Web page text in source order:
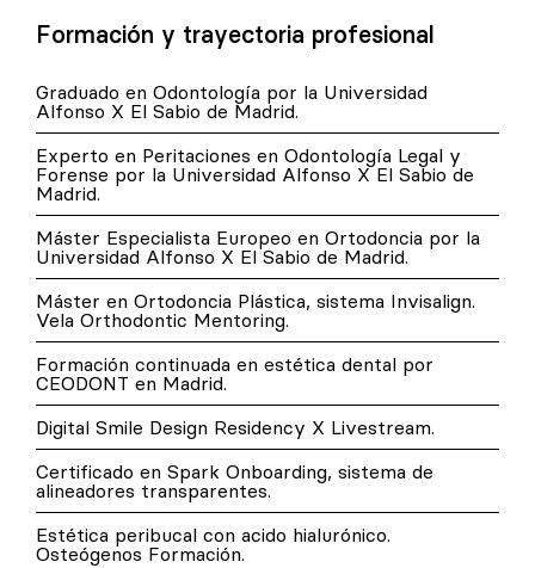
Formación y trayectoria profesional
Graduado en Odontología por la Universidad
Alfonso X El Sabio de Madrid.
Experto en Peritaciones en Odontología Legal y
Forense por la Universidad Alfonso X El Sabio de
Madrid.
Máster Especialista Europeo en Ortodoncia por la
Universidad Alfonso X El Sabio de Madrid.
Máster en Ortodoncia Plástica, sistema Invisalign.
Vela Orthodontic Mentoring.
Formación continuada en estética dental por
CEODONT en Madrid.
Digital Smile Design Residency X Livestream.
Certificado en Spark Onboarding, sistema de
alineadores transparentes.
Estética peribucal con acido hialurónico.
Osteógenos Formación.